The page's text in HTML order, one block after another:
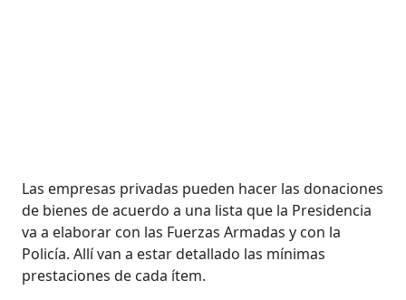
Las empresas privadas pueden hacer las donaciones
de bienes de acuerdo a una lista que la Presidencia
va a elaborar con las Fuerzas Armadas y con la
Policía. Allí van a estar detallado las mínimas
prestaciones de cada ítem.